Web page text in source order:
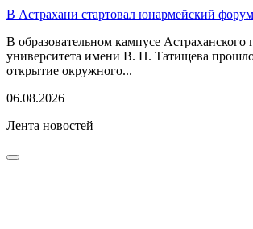
В Астрахани стартовал юнармейский форум
В образовательном кампусе Астраханского
университета имени В. Н. Татищева
открытие окружного...
06.08.2026
Лента новостей